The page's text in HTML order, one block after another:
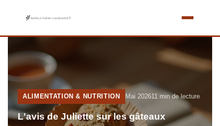
ALIMENTATION & NUTRITION Mai 202611 min de lecture
L'avis de Juliette sur les gâteaux